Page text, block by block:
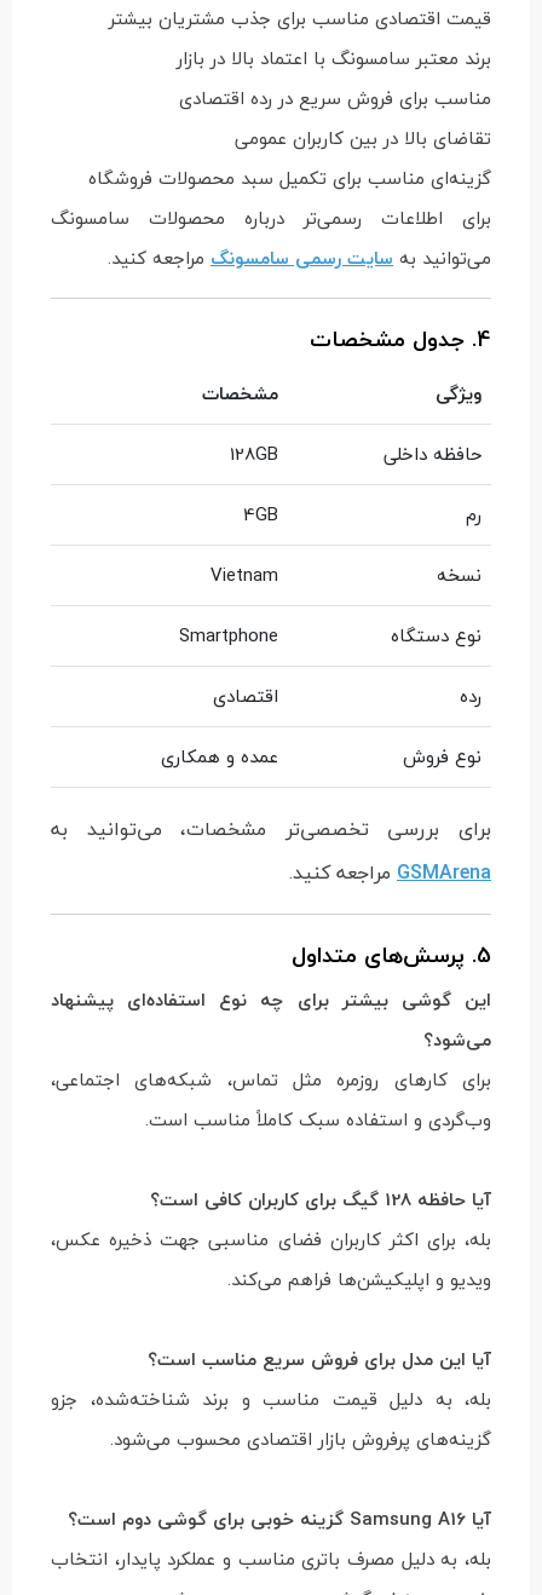
قیمت اقتصادی مناسب برای جذب مشتریان بیشتر
برند معتبر سامسونگ با اعتماد بالا در بازار
مناسب برای فروش سریع در رده اقتصادی
تقاضای بالا در بین کاربران عمومی
گزینه‌ای مناسب برای تکمیل سبد محصولات فروشگاه
برای اطلاعات رسمی‌تر درباره محصولات سامسونگ
می‌توانید بهسایت رسمی سامسونگ مراجعه کنید.
4. جدول مشخصات
ویژگی
مشخصات
حافظه داخلی
128GB
رم
4GB
نسخه
Vietnam
نوع دستگاه
Smartphone
رده
اقتصادی
نوع فروش
عمده و همکاری
برای بررسی تخصصی‌تر مشخصات، می‌توانید به
GSMArena مراجعه کنید.
5. پرسش‌های متداول
این گوشی بیشتر برای چه نوع استفاده‌ای پیشنهاد
می‌شود؟
برای کارهای روزمره مثل تماس، شبکه‌های اجتماعی،
وب‌گردی و استفاده سبک کاملاً مناسب است.
آیا حافظه 128 گیگ برای کاربران کافی است؟
بله، برای اکثر کاربران فضای مناسبی جهت ذخیره عکس،
ویدیو و اپلیکیشن‌ها فراهم می‌کند.
آیا این مدل برای فروش سریع مناسب است؟
بله، به دلیل قیمت مناسب و برند شناخته‌شده، جزو
گزینه‌های پرفروش بازار اقتصادی محسوب می‌شود.
آیا Samsung A16 گزینه خوبی برای گوشی دوم است؟
بله، به دلیل مصرف باتری مناسب و عملکرد پایدار، انتخاب